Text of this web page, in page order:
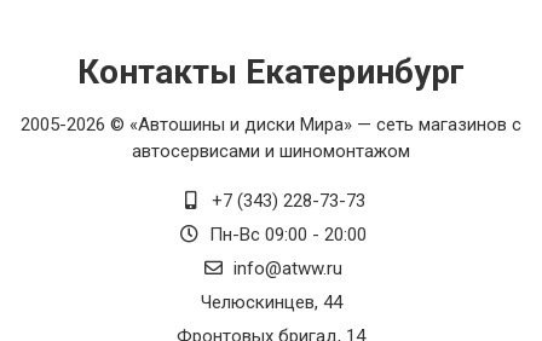
Контакты Екатеринбург
2005-2026 © «Автошины и диски Мира» — сеть магазинов с
автосервисами и шиномонтажом
+7 (343) 228-73-73
Пн-Вс 09:00 - 20:00
info@atww.ru
Челюскинцев, 44
Фронтовых бригад, 14